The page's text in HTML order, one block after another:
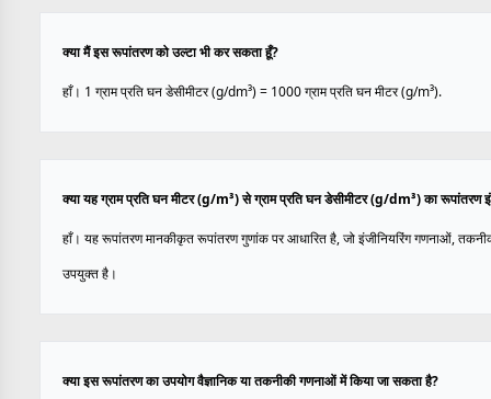
क्या मैं इस रूपांतरण को उल्टा भी कर सकता हूँ?
हाँ। 1 ग्राम प्रति घन डेसीमीटर (g/dm³) = 1000 ग्राम प्रति घन मीटर (g/m³).
क्या यह ग्राम प्रति घन मीटर (g/m³) से ग्राम प्रति घन डेसीमीटर (g/dm³) का रूपांतरण
हाँ। यह रूपांतरण मानकीकृत रूपांतरण गुणांक पर आधारित है, जो इंजीनियरिंग गणनाओं,
उपयुक्त है।
क्या इस रूपांतरण का उपयोग वैज्ञानिक या तकनीकी गणनाओं में किया जा सकता है?